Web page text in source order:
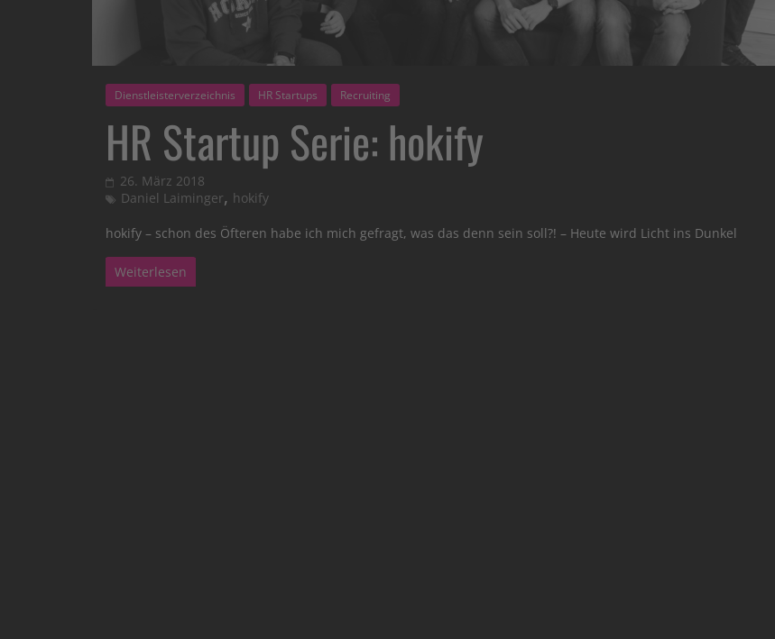
Dienstleisterverzeichnis HR Startups Recruiting
HR Startup Serie: hokify
26. März 2018
Daniel Laiminger, hokify
hokify – schon des Öfteren habe ich mich gefragt, was das denn sein soll?! – Heute wird Licht ins Dunkel
Weiterlesen